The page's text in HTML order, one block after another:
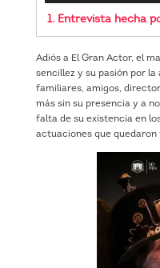
Adiós a El Gran Actor, el
sencillez y su pasión por
familiares, amigos,
más sin su presencia y a
falta de su existencia en
actuaciones que quedaron